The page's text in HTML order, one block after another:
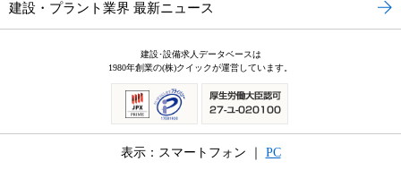
建設・プラント業界 最新ニュース
建設･設備求人データベースは
1980年創業の(株)クイックが運営しています。
表示：スマートフォン ｜ PC